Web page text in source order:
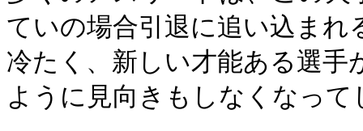
ていの場合引退に追い込ま
冷たく、新しい才能ある選
ように見向きもしなくなっ